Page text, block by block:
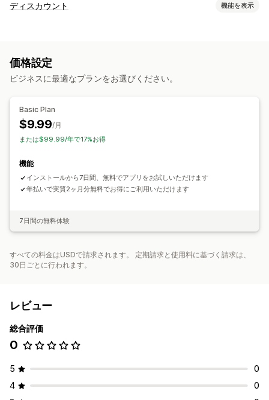
ディスカウント 機能を表示
一括割引 カートディスカウント
アップセルディスカウント クロスセルディスカウント
ディスカウント管理
APIとWebhook
価格設定
ビジネスに最適なプランをお選びください。
Basic Plan
$9.99/月
または$99.99/年で17%お得
機能
インストールから7日間、無料でアプリをお試しいただけます
年払いで実質2ヶ月分無料でお得にご利用いただけます
7日間の無料体験
すべての料金はUSDで請求されます。 定期請求と使用料に基づく請求は、
30日ごとに行われます。
レビュー
総合評価
0
5
0
4
0